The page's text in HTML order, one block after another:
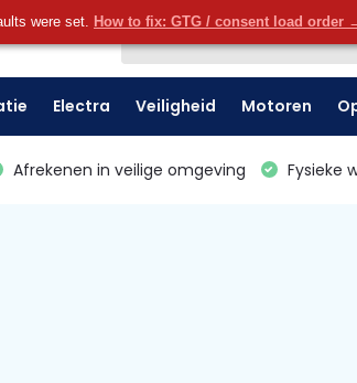
were set. How to fix: GTG / consent load order
Electra Veiligheid Motoren
Afrekenen in veilige omgeving Fysieke